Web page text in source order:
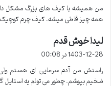
:
من همیشه با کیف های بزرگ مشکل
همه چیز قاطی میشه. کیف چرم کوچیک
لیدا خوش قدمف
:
1403-12-28 در 00:08
راستش من آدم سرمایی ای هستم
ضخیم بپوشم. چطور می تونم یه استایل